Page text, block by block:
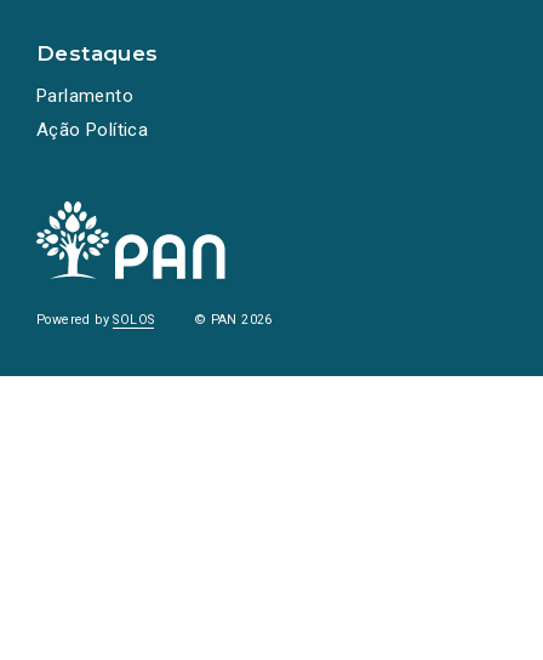
Destaques
Parlamento
Ação Política
Powered bySOLOS © PAN 2026